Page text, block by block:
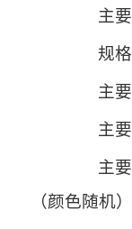
主
规
主
主
主
（颜色随机）